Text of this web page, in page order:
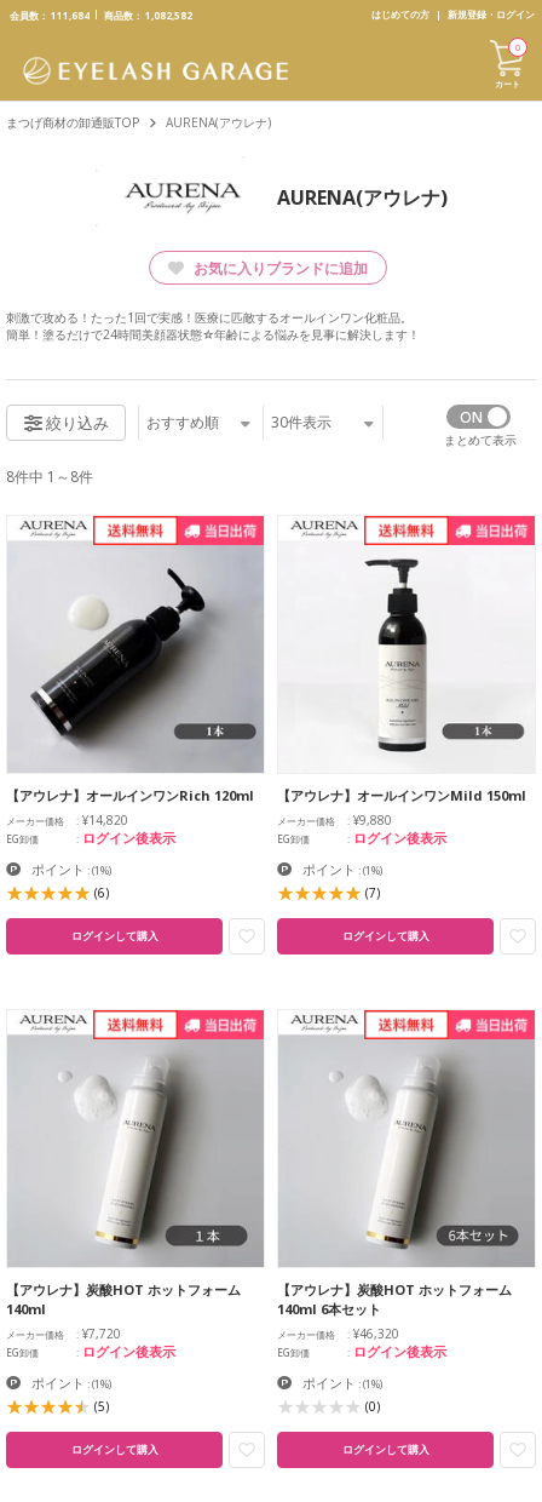
text.skipToContent
text.skipToNavigation
会員数： 111,684 商品数： 1,082,582 はじめての方 新規登録・ログイン
カート
0
まつげ商材の卸通販TOP AURENA(アウレナ)
AURENA(アウレナ)
お気に入りブランドに追加
刺激で攻める！たった1回で実感！医療に匹敵するオールインワン化粧品。
簡単！塗るだけで24時間美顔器状態☆年齢による悩みを見事に解決します！
絞り込み おすすめ順 30件表示
まとめて表示
8件中 1～8件
【アウレナ】オールインワンRich 120ml
メーカー価格 ¥14,820
EG卸価 ログイン後表示
ポイント :(1%)
(6)
ログインして購入
【アウレナ】オールインワンMild 150ml
メーカー価格 ¥9,880
EG卸価 ログイン後表示
ポイント :(1%)
(7)
ログインして購入
【アウレナ】炭酸HOT ホットフォーム
140ml
メーカー価格 ¥7,720
EG卸価 ログイン後表示
ポイント :(1%)
(5)
ログインして購入
【アウレナ】炭酸HOT ホットフォーム
140ml 6本セット
メーカー価格 ¥46,320
EG卸価 ログイン後表示
ポイント :(1%)
(0)
ログインして購入